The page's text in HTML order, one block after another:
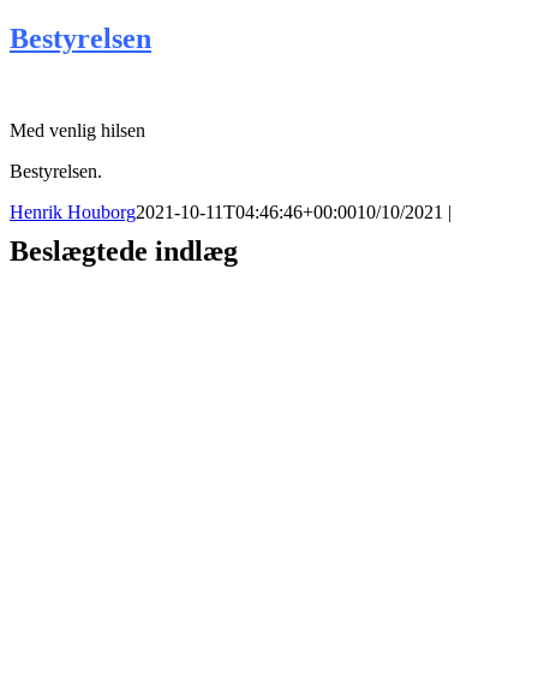
Bestyrelsen
Med venlig hilsen
Bestyrelsen.
Henrik Houborg2021-10-11T04:46:46+00:0010/10/2021 |
Beslægtede indlæg